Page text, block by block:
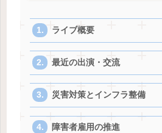
ライブ概要
最近の出演・交流
災害対策とインフラ整備
障害者雇用の推進